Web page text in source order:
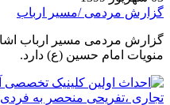
گزارش مردمی /مسیر ارباب
گزارش مردمی مسیر ارباب
منویات امام حسین (ع) دارد.